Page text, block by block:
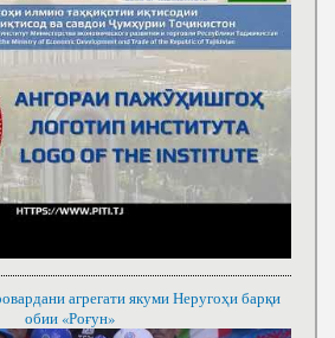
агрегати якуми Неругоҳи барқи
обии «Роғун»